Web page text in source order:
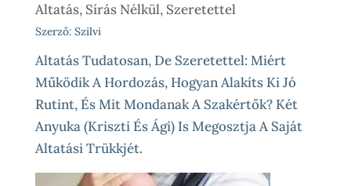
Altatás, Sírás Nélkül, Szeretettel
Szerző: Szilvi
Altatás Tudatosan, De Szeretettel: Miért
Működik A Hordozás, Hogyan Alakíts Ki Jó
Rutint, És Mit Mondanak A Szakértők? Két
Anyuka (Kriszti És Ági) Is Megosztja A Saját
Altatási Trükkjét.